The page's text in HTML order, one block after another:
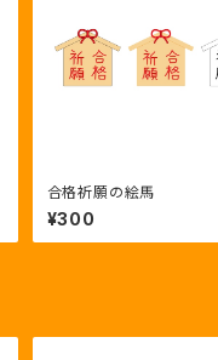
合格祈願の絵馬
¥300